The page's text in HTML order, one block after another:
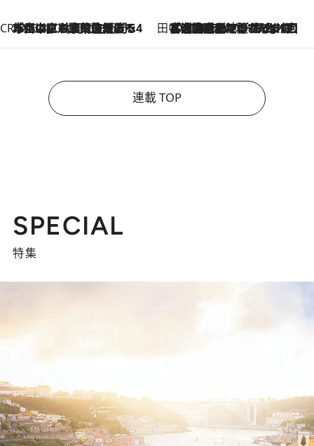
CREA'S CHOICE
2026.8.7
「立川にも歌舞伎があるんだよ」 片岡仁左衛門・市川中車ら豪華座組みで4年目の立川立飛歌舞伎へ 田中稲の勝手に再ブーム
2026.8.7
「湘南乃風に憧れて」観客大盛上がりの“タオル回し”に、ラッパー顔負けの高速歌唱まで…さだまさし（74）のアグレッシブすぎる現在地
連載 TOP
SPECIAL
特集